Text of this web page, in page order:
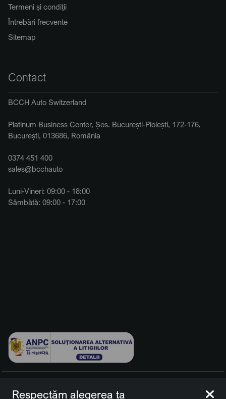
Termeni și condiții
Întrebări frecvente
Sitemap
Contact
BCCH Auto Switzerland
Platinum Business Center, Șos. București-Ploiești, 172-176,
București, 013686, România
0374 451 400
sales@bcchauto
Luni-Vineri: 09:00 - 18:00
Sâmbătă: 09:00 - 17:00
Respectăm alegerea ta